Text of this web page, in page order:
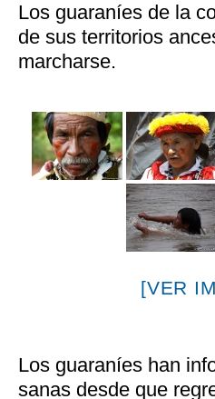
Los guaraníes de la
de sus territorios
marcharse.
[VER
Los guaraníes han
sanas desde que